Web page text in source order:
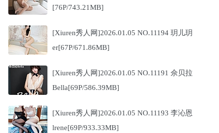
[76P/743.21MB]
[Xiuren秀人网]2026.01.05 NO.11194 玥儿玥
er[67P/671.86MB]
[Xiuren秀人网]2026.01.05 NO.11191 佘贝拉
Bella[69P/586.39MB]
[Xiuren秀人网]2026.01.05 NO.11193 李沁恩
lrene[69P/933.33MB]